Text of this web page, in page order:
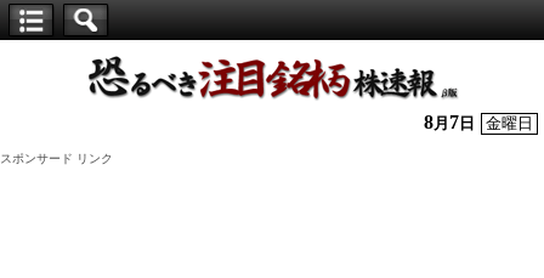
株】
8月 7 日 金曜日
スポンサード リンク